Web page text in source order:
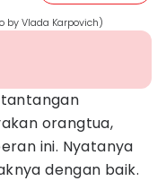
by Vlada Karpovich)
orangtua,
ini. Nyatanya
dengan baik.